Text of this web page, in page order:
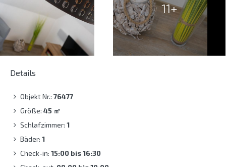
11+
Details
Objekt Nr.: 76477
Größe: 45 ㎡
Schlafzimmer: 1
Bäder: 1
Check-in: 15:00 bis 16:30